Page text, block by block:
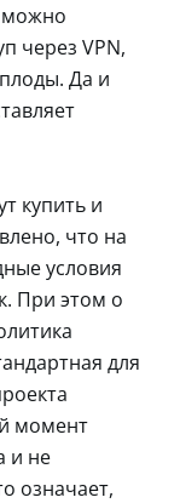
можно
через VPN,
Да и
купить и
что на
условия
При этом о
для
момент
и не
означает,